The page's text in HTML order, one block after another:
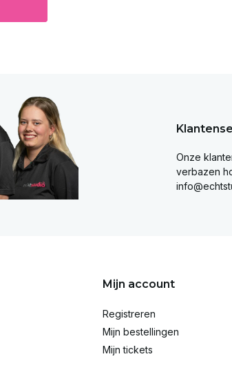
Onze
verbazen
Mijn account
Registreren
Mijn bestellingen
Mijn tickets